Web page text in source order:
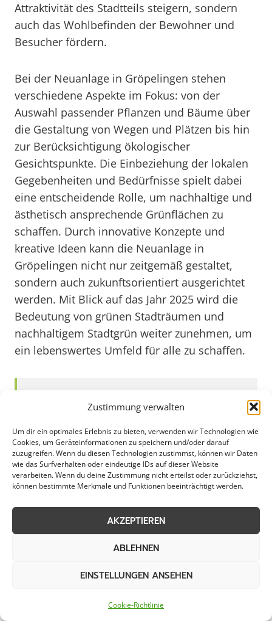
Zustimmung verwalten
Um dir ein optimales Erlebnis zu bieten, verwenden wir Technologien wie
Cookies, um Geräteinformationen zu speichern und/oder darauf
zuzugreifen. Wenn du diesen Technologien zustimmst, können wir Daten
wie das Surfverhalten oder eindeutige IDs auf dieser Website
verarbeiten. Wenn du deine Zustimmung nicht erteilst oder zurückziehst,
können bestimmte Merkmale und Funktionen beeinträchtigt werden.
AKZEPTIEREN
ABLEHNEN
EINSTELLUNGEN ANSEHEN
Cookie-Richtlinie
Attraktivität des Stadtteils steigern, sondern
auch das Wohlbefinden der Bewohner und
Besucher fördern.
Bei der Neuanlage in Gröpelingen stehen
verschiedene Aspekte im Fokus: von der
Auswahl passender Pflanzen und Bäume über
die Gestaltung von Wegen und Plätzen bis hin
zur Berücksichtigung ökologischer
Gesichtspunkte. Die Einbeziehung der lokalen
Gegebenheiten und Bedürfnisse spielt dabei
eine entscheidende Rolle, um nachhaltige und
ästhetisch ansprechende Grünflächen zu
schaffen. Durch innovative Konzepte und
kreative Ideen kann die Neuanlage in
Gröpelingen nicht nur zeitgemäß gestaltet,
sondern auch zukunftsorientiert ausgerichtet
werden. Mit Blick auf das Jahr 2025 wird die
Bedeutung von grünen Stadträumen und
nachhaltigem Stadtgrün weiter zunehmen, um
ein lebenswertes Umfeld für alle zu schaffen.
Weitere Themen in Gröpelingen
Gartengestaltung Umgestaltung
Wegebau Terrassenbau
Zaunbau Pflanzarbeiten
Weitere Kategorien in Gröpelingen